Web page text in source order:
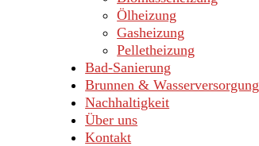
Ölheizung
Gasheizung
Pelletheizung
Bad-Sanierung
Brunnen & Wasserversorgung
Nachhaltigkeit
Über uns
Kontakt